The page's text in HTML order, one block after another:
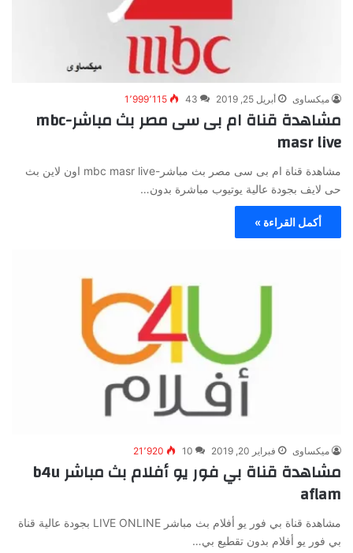
ميكساوى أبريل 25, 2019 43 1٬999٬115
مشاهدة قناة ام بى سى مصر بث مباشر-mbc
masr live
مشاهدة قناة ام بى سى مصر بث مباشر-mbc masr live اون لاين بث
حى لايف بجودة عالية يوتيوب مباشرة بدون…
أكمل القراءة »
ميكساوى فبراير 20, 2019 10 21٬920
مشاهدة قناة بي فور يو أفلام بث مباشر b4u
aflam
مشاهدة قناة بي فور يو أفلام بث مباشر LIVE ONLINE بجودة عالية قناة
بي فور يو أفلام بدون تقطيع بي…